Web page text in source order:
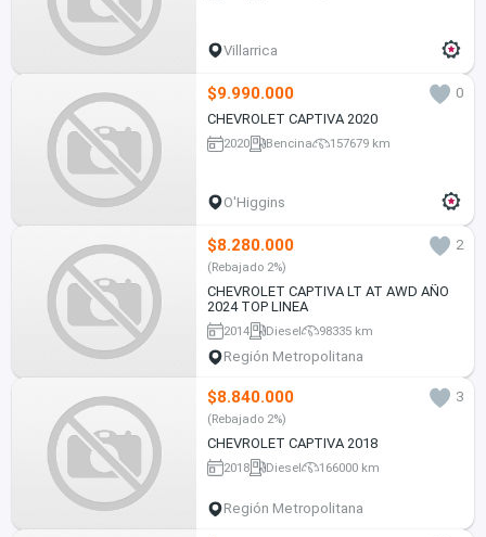
Villarrica
$9.990.000
0
CHEVROLET CAPTIVA 2020
2020 Bencina 157679 km
O'Higgins
$8.280.000 2
(Rebajado 2%)
CHEVROLET CAPTIVA LT AT AWD AÑO
2024 TOP LINEA
2014 Diesel 98335 km
Región Metropolitana
$8.840.000 3
(Rebajado 2%)
CHEVROLET CAPTIVA 2018
2018 Diesel 166000 km
Región Metropolitana